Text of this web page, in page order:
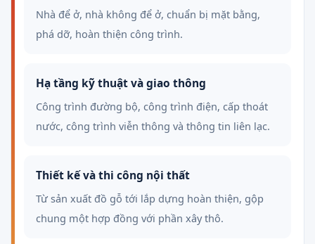
Nhà để ở, nhà không để ở, chuẩn bị mặt bằng,
phá dỡ, hoàn thiện công trình.
Hạ tầng kỹ thuật và giao thông
Công trình đường bộ, công trình điện, cấp thoát
nước, công trình viễn thông và thông tin liên lạc.
Thiết kế và thi công nội thất
Từ sản xuất đồ gỗ tới lắp dựng hoàn thiện, gộp
chung một hợp đồng với phần xây thô.